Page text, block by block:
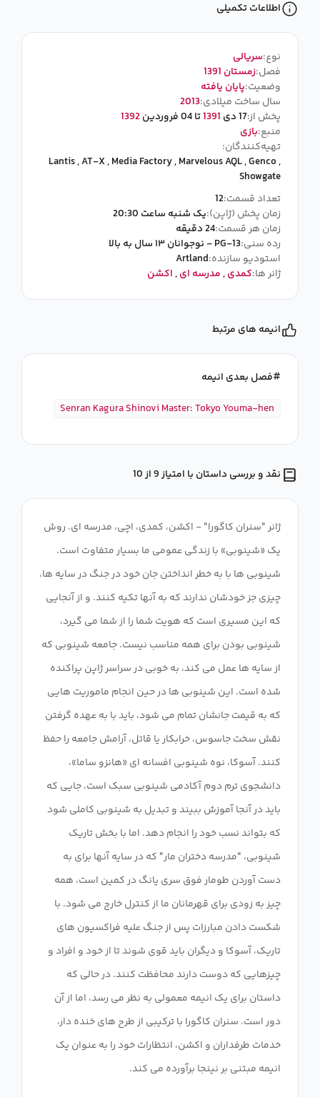
اطلاعات تکمیلی
نوع:سریالی
فصل:زمستان 1391
وضعیت:پایان یافته
سال ساخت میلادی:2013
پخش از:17 دی 1391تا 04 فروردین
1392
منبع:بازی
تهیه‌کنندگان:
Lantis,AT-X,Media Factory,Marvelous AQL,Genco,
Showgate
تعداد قسمت:12
زمان پخش (ژاپن):یک شنبه ساعت 20:30
زمان هر قسمت:24 دقیقه
رده سنی:PG-13 - نوجوانان ۱۳ سال به بالا
استودیو سازنده:Artland
ژانر ها:کمدی,مدرسه ای,اکشن
انیمه های مرتبط
فصل بعدی انیمه
Senran Kagura Shinovi Master: Tokyo Youma-hen
نقد و بررسی داستان با امتیاز 9 از 10
ژانر "سنران کاگورا" - اکشن، کمدی، اچی، مدرسه ای. روش
یک «شینوبی» با زندگی عمومی ما بسیار متفاوت است.
شینوبی ها با به خطر انداختن جان خود در جنگ در سایه ها،
چیزی جز خودشان ندارند که به آنها تکیه کنند. و از آنجایی
که این مسیری است که هویت شما را از شما می گیرد،
شینوبی بودن برای همه مناسب نیست. جامعه شینوبی که
از سایه ها عمل می کند، به خوبی در سراسر ژاپن پراکنده
شده است. این شینوبی ها در حین انجام ماموریت هایی
که به قیمت جانشان تمام می شود، باید با به عهده گرفتن
نقش سخت جاسوس، خرابکار یا قاتل، آرامش جامعه را حفظ
کنند. آسوکا، نوه شینوبی افسانه ای «هانزو ساما»،
دانشجوی ترم دوم آکادمی شینوبی سبک است، جایی که
باید در آنجا آموزش ببیند و تبدیل به شینوبی کاملی شود
که بتواند نسب خود را انجام دهد. اما با بخش تاریک
شینوبی، "مدرسه دختران مار" که در سایه آنها برای به
دست آوردن طومار فوق سری یانگ در کمین است، همه
چیز به زودی برای قهرمانان ما از کنترل خارج می شود. با
شکست دادن مبارزات پس از جنگ علیه فراکسیون های
تاریک، آسوکا و دیگران باید قوی شوند تا از خود و افراد و
چیزهایی که دوست دارند محافظت کنند. در حالی که
داستان برای یک انیمه معمولی به نظر می رسد، اما از آن
دور است. سنران کاگورا با ترکیبی از طرح های خنده دار،
خدمات طرفداران و اکشن، انتظارات خود را به عنوان یک